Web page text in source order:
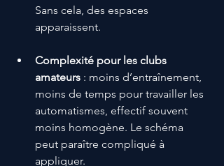
Sans cela, des espaces
apparaissent.
Complexité pour les clubs
amateurs : moins d’entraînement,
moins de temps pour travailler les
automatismes, effectif souvent
moins homogène. Le schéma
peut paraître compliqué à
appliquer.